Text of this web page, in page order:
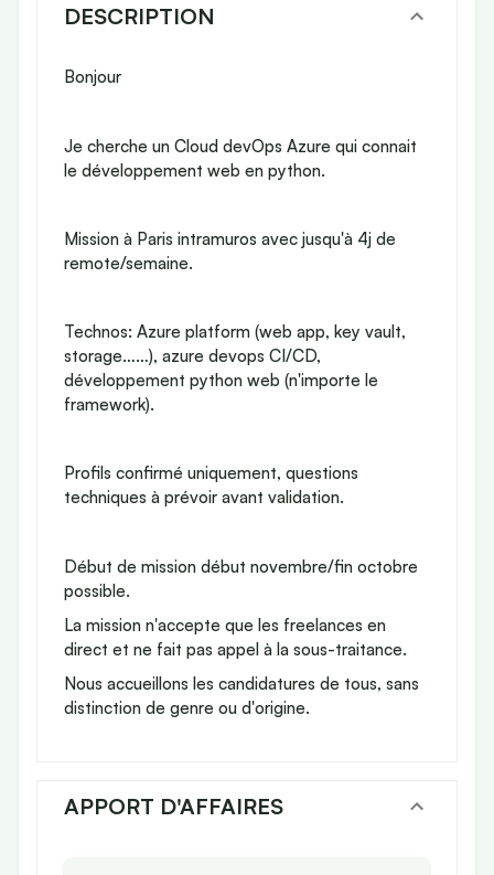
DESCRIPTION
Bonjour
Je cherche un Cloud devOps Azure qui connait
le développement web en python.
Mission à Paris intramuros avec jusqu'à 4j de
remote/semaine.
Technos: Azure platform (web app, key vault,
storage……), azure devops CI/CD,
développement python web (n'importe le
framework).
Profils confirmé uniquement, questions
techniques à prévoir avant validation.
Début de mission début novembre/fin octobre
possible.
La mission n'accepte que les freelances en
direct et ne fait pas appel à la sous-traitance.
Nous accueillons les candidatures de tous, sans
distinction de genre ou d'origine.
APPORT D'AFFAIRES